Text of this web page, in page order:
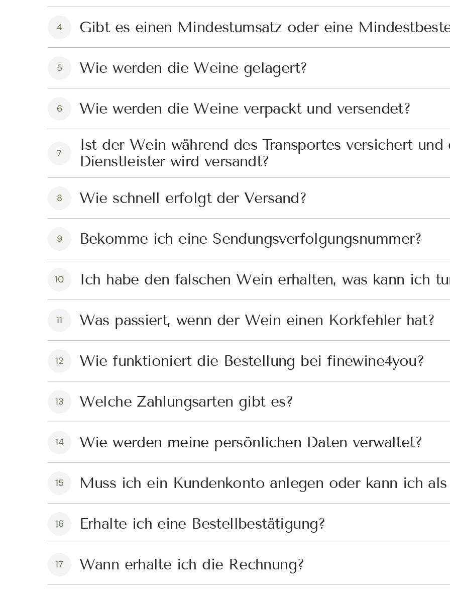
4 Gibt es einen Mindestumsatz oder eine
5 Wie werden die Weine gelagert?
6 Wie werden die Weine verpackt und versendet?
7
Ist der Wein während des Transportes versichert und
Dienstleister wird versandt?
8 Wie schnell erfolgt der Versand?
9 Bekomme ich eine Sendungsverfolgungsnummer?
10 Ich habe den falschen Wein erhalten, was kann ich
11 Was passiert, wenn der Wein einen Korkfehler hat?
12 Wie funktioniert die Bestellung bei finewine4you?
13 Welche Zahlungsarten gibt es?
14 Wie werden meine persönlichen Daten verwaltet?
15 Muss ich ein Kundenkonto anlegen oder kann ich
16 Erhalte ich eine Bestellbestätigung?
17 Wann erhalte ich die Rechnung?